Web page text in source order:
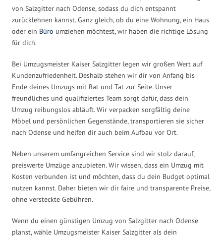
von Salzgitter nach Odense, sodass du dich entspannt
zurücklehnen kannst. Ganz gleich, ob du eine Wohnung, ein Haus
oder ein Büro umziehen möchtest, wir haben die richtige Lösung
für dich.
Bei Umzugsmeister Kaiser Salzgitter legen wir großen Wert auf
Kundenzufriedenheit. Deshalb stehen wir dir von Anfang bis
Ende deines Umzugs mit Rat und Tat zur Seite. Unser
freundliches und qualifiziertes Team sorgt dafür, dass dein
Umzug reibungslos abläuft. Wir verpacken sorgfältig deine
Möbel und persönlichen Gegenstände, transportieren sie sicher
nach Odense und helfen dir auch beim Aufbau vor Ort.
Neben unserem umfangreichen Service sind wir stolz darauf,
preiswerte Umzüge anzubieten. Wir wissen, dass ein Umzug mit
Kosten verbunden ist und möchten, dass du dein Budget optimal
nutzen kannst. Daher bieten wir dir faire und transparente Preise,
ohne versteckte Gebühren.
Wenn du einen günstigen Umzug von Salzgitter nach Odense
planst, wähle Umzugsmeister Kaiser Salzgitter als dein